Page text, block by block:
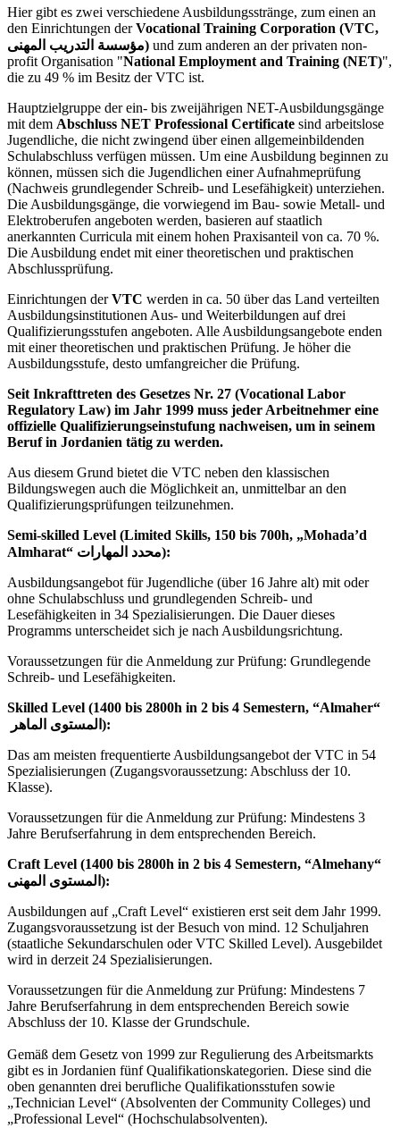
Hier gibt es zwei verschiedene Ausbildungsstränge, zum einen an
den Einrichtungen derVocational Training Corporation (VTC,
مؤسسة التدريب المهنى) und zum anderen an der privaten non-
profit Organisation "National Employment and Training (NET)",
die zu 49 % im Besitz der VTC ist.
Hauptzielgruppe der ein- bis zweijährigen NET-Ausbildungsgänge
mit dem Abschluss NET Professional Certificate sind arbeitslose
Jugendliche, die nicht zwingend über einen allgemeinbildenden
Schulabschluss verfügen müssen. Um eine Ausbildung beginnen zu
können, müssen sich die Jugendlichen einer Aufnahmeprüfung
(Nachweis grundlegender Schreib- und Lesefähigkeit) unterziehen.
Die Ausbildungsgänge, die vorwiegend im Bau- sowie Metall- und
Elektroberufen angeboten werden, basieren auf staatlich
anerkannten Curricula mit einem hohen Praxisanteil von ca. 70 %.
Die Ausbildung endet mit einer theoretischen und praktischen
Abschlussprüfung.
Einrichtungen derVTC werden in ca. 50 über das Land verteilten
Ausbildungsinstitutionen Aus- und Weiterbildungen auf drei
Qualifizierungsstufen angeboten. Alle Ausbildungsangebote enden
mit einer theoretischen und praktischen Prüfung. Je höher die
Ausbildungsstufe, desto umfangreicher die Prüfung.
Seit Inkrafttreten des Gesetzes Nr. 27 (Vocational Labor
Regulatory Law) im Jahr 1999 muss jeder Arbeitnehmer eine
offizielle Qualifizierungseinstufung nachweisen, um in seinem
Beruf in Jordanien tätig zu werden.
Aus diesem Grund bietet die VTC neben den klassischen
Bildungswegen auch die Möglichkeit an, unmittelbar an den
Qualifizierungsprüfungen teilzunehmen.
Semi-skilled Level (Limited Skills, 150 bis 700h, „Mohada’d
Almharat“ محدد المهارات):
Ausbildungsangebot für Jugendliche (über 16 Jahre alt) mit oder
ohne Schulabschluss und grundlegenden Schreib- und
Lesefähigkeiten in 34 Spezialisierungen. Die Dauer dieses
Programms unterscheidet sich je nach Ausbildungsrichtung.
Voraussetzungen für die Anmeldung zur Prüfung: Grundlegende
Schreib- und Lesefähigkeiten.
Skilled Level (1400 bis 2800h in 2 bis 4 Semestern, “Almaher“
المستوى الماهر):
Das am meisten frequentierte Ausbildungsangebot der VTC in 54
Spezialisierungen (Zugangsvoraussetzung: Abschluss der 10.
Klasse).
Voraussetzungen für die Anmeldung zur Prüfung: Mindestens 3
Jahre Berufserfahrung in dem entsprechenden Bereich.
Craft Level (1400 bis 2800h in 2 bis 4 Semestern, “Almehany“
المستوى المهنى):
Ausbildungen auf „Craft Level“ existieren erst seit dem Jahr 1999.
Zugangsvoraussetzung ist der Besuch von mind. 12 Schuljahren
(staatliche Sekundarschulen oder VTC Skilled Level). Ausgebildet
wird in derzeit 24 Spezialisierungen.
Voraussetzungen für die Anmeldung zur Prüfung: Mindestens 7
Jahre Berufserfahrung in dem entsprechenden Bereich sowie
Abschluss der 10. Klasse der Grundschule.
Gemäß dem Gesetz von 1999 zur Regulierung des Arbeitsmarkts
gibt es in Jordanien fünf Qualifikationskategorien. Diese sind die
oben genannten drei berufliche Qualifikationsstufen sowie
„Technician Level“ (Absolventen der Community Colleges) und
„Professional Level“ (Hochschulabsolventen).